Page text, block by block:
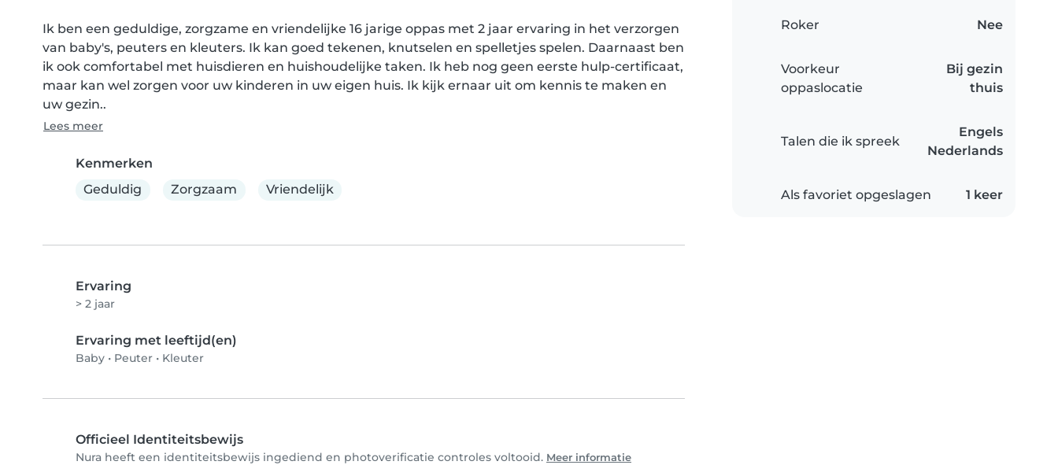
Ik ben een geduldige, zorgzame en vriendelijke 16 jarige oppas met 2 jaar ervaring in het verzorgen
van baby's, peuters en kleuters. Ik kan goed tekenen, knutselen en spelletjes spelen. Daarnaast ben
ik ook comfortabel met huisdieren en huishoudelijke taken. Ik heb nog geen eerste hulp-certificaat,
maar kan wel zorgen voor uw kinderen in uw eigen huis. Ik kijk ernaar uit om kennis te maken en
uw gezin..
Lees meer
Kenmerken
Geduldig
Zorgzaam Vriendelijk
Ervaring
> 2 jaar
Ervaring met leeftijd(en)
Baby • Peuter • Kleuter
Officieel Identiteitsbewijs
Nura heeft een identiteitsbewijs ingediend en photoverificatie controles voltooid. Meer informatie
Roker Nee
Voorkeur
oppaslocatie
Bij gezin
thuis
Talen die ik spreek
Engels
Nederlands
Als favoriet opgeslagen 1 keer